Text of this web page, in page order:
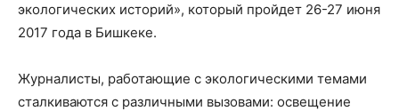
экологических историй», который пройдет 26-27 июня
2017 года в Бишкеке.
Журналисты, работающие с экологическими темами
сталкиваются с различными вызовами: освещение